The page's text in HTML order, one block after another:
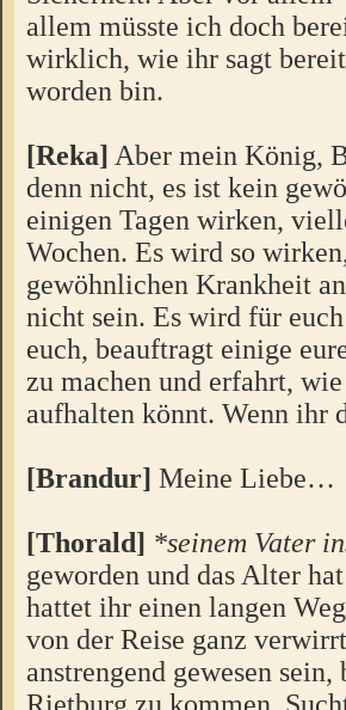
allem müsste ich doch
wirklich, wie ihr sagt
worden bin.
[Reka] Aber mein König,
denn nicht, es ist kein
einigen Tagen wirken,
Wochen. Es wird so
gewöhnlichen Krankheit
nicht sein. Es wird für
euch, beauftragt einige
zu machen und erfahrt,
aufhalten könnt. Wenn ihr
[Brandur] Meine Liebe…
[Thorald] *seinem Vater
geworden und das Alter
hattet ihr einen langen
von der Reise ganz
anstrengend gewesen